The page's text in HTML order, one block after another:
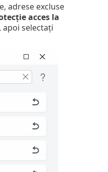
adrese excluse
acces la
apoi selectați